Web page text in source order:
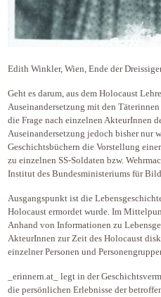
Edith Winkler, Wien, Ende der
Geht es darum, aus dem Holocaust
Auseinandersetzung mit den
die Frage nach einzelnen AkteurInnen
Auseinandersetzung jedoch bisher nur
Geschichtsbüchern die Vorstellung
zu einzelnen SS-Soldaten bzw.
Institut des Bundesministeriums für
Ausgangspunkt ist die
Holocaust ermordet wurde. Im
Anhand von Informationen zu
AkteurInnen zur Zeit des Holocaust
einzelner Personen und
_erinnern.at_ legt in der
die persönlichen Erlebnisse der